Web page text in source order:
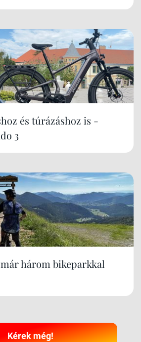
és túrázáshoz is -
3
három bikeparkkal
Kérek még!